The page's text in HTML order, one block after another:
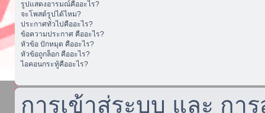
รูปแสดงอารมณ์คืออะไร?
จะโพสต์รูปได้ไหม?
ประกาศทั่วไปคืออะไร?
ข้อความประกาศ คืออะไร?
หัวข้อ ปักหมุด คืออะไร?
หัวข้อถูกล็อก คืออะไร?
ไอคอนกระทู้คืออะไร?
การเข้าสู่ระบบ และ กา